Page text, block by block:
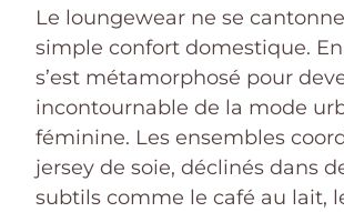
Le loungewear ne se
simple confort domestique. En
s’est métamorphosé pour
incontournable de la mode
féminine. Les ensembles
jersey de soie, déclinés dans
subtils comme le café au lait,